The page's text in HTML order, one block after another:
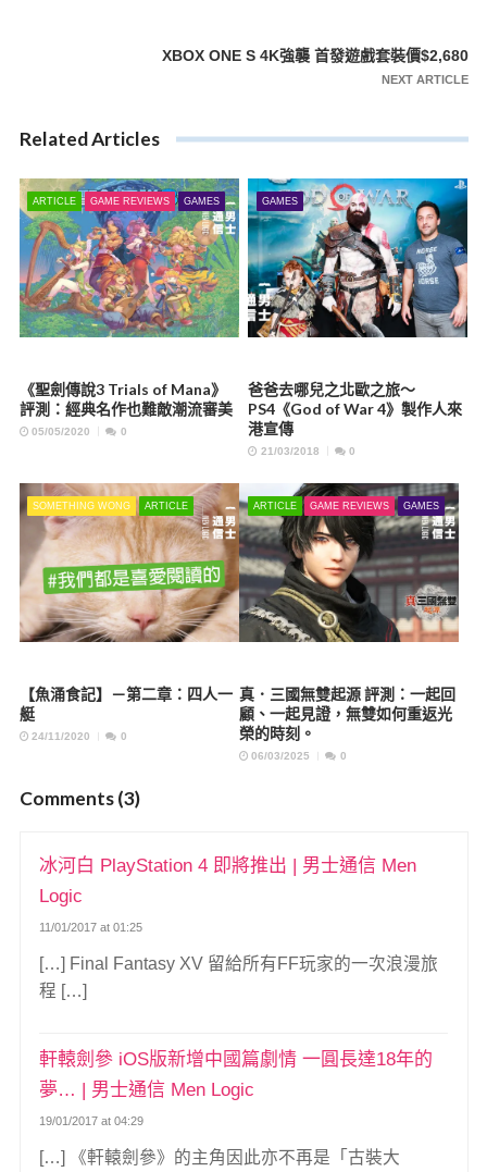
XBOX ONE S 4K強襲 首發遊戲套裝價$2,680
NEXT ARTICLE
Related Articles
ARTICLE GAME REVIEWS GAMES
《聖劍傳說3 Trials of Mana》
評測：經典名作也難敵潮流審美
05/05/2020 0
GAMES
爸爸去哪兒之北歐之旅～
PS4《God of War 4》製作人來
港宣傳
21/03/2018 0
SOMETHING WONG ARTICLE
【魚涌食記】－第二章：四人一
艇
24/11/2020 0
ARTICLE GAME REVIEWS GAMES
真．三國無雙起源 評測：一起回
顧、一起見證，無雙如何重返光
榮的時刻。
06/03/2025 0
Comments (3)
冰河白 PlayStation 4 即將推出 | 男士通信 Men
Logic
11/01/2017 at 01:25
[…] Final Fantasy XV 留給所有FF玩家的一次浪漫旅
程 […]
軒轅劍參 iOS版新增中國篇劇情 一圓長達18年的
夢… | 男士通信 Men Logic
19/01/2017 at 04:29
[…] 《軒轅劍參》的主角因此亦不再是「古裝大